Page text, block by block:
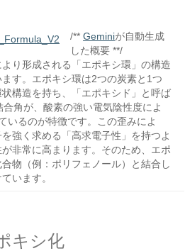
/** Geminiが自動生成
した概要 **/
り形成される「エポキシ環」の構造
す。エポキシ環は2つの炭素と1つ
構造を持ち、「エポキシド」と呼ば
角が、酸素の強い電気陰性度によ
いるのが特徴です。この歪みによ
強く求める「高求電子性」を持つよ
非常に高まります。そのため、エポ
物（例：ポリフェノール）と結合し
います。
キシ化